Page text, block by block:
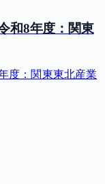
和8年度：関東
度：関東東北産業